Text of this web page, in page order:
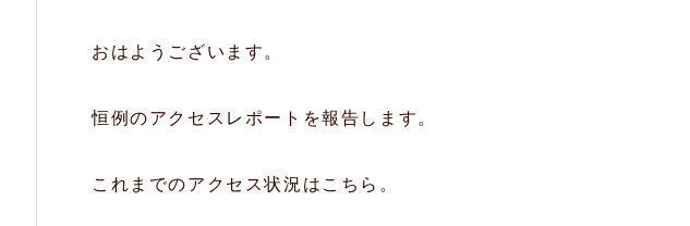
おはようございます。
恒例のアクセスレポートを報告します。
これまでのアクセス状況はこちら。